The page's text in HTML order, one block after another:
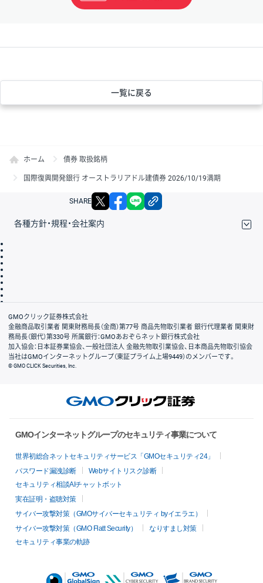
一覧に戻る
ホーム 債券 取扱銘柄
国際復興開発銀行 オーストラリアドル建債券 2026/10/19満期
SHARE X facebook
各種方針・規程・会社案内
会社案内
GMOクリック証券株式会社
金融商品取引業者 関東財務局長（金商）第77号 商品先物取引業者 銀行代理業者 関東財
務局長（銀代）第330号 所属銀行：GMOあおぞらネット銀行株式会社
加入協会：日本証券業協会、一般社団法人 金融先物取引業協会、日本商品先物取引協会
当社はGMOインターネットグループ（東証プライム上場9449）のメンバーです。
© GMO CLICK Securities, Inc.
GMOインターネットグループのセキュリティ事業について
世界初総合ネットセキュリティサービス「GMOセキュリティ24」
パスワード漏洩診断
Webサイトリスク診断
セキュリティ相談AIチャットボット
実在証明・盗聴対策
サイバー攻撃対策（GMOサイバーセキュリティ byイエラエ）
サイバー攻撃対策（GMO Flatt Security）
なりすまし対策
セキュリティ事業の軌跡